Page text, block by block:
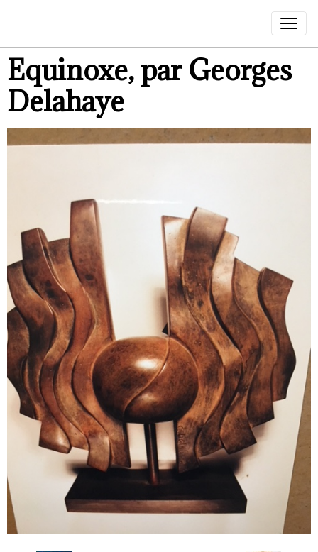
Equinoxe, par Georges
Delahaye